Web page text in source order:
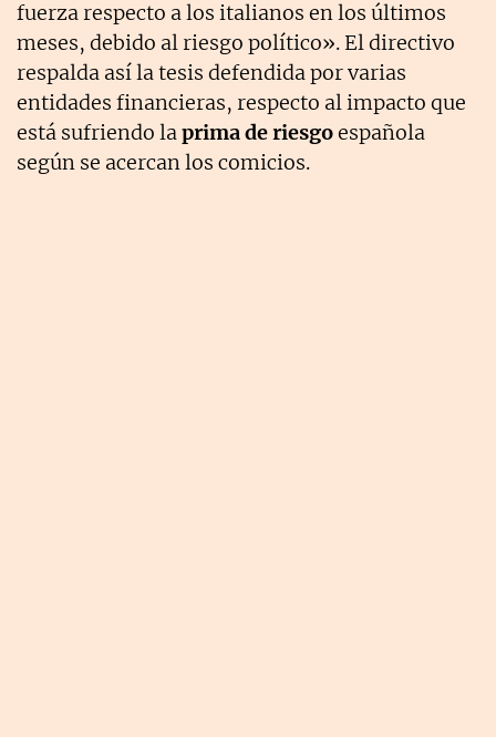
fuerza respecto a los italianos en los últimos
meses, debido al riesgo político». El directivo
respalda así la tesis defendida por varias
entidades financieras, respecto al impacto que
está sufriendo laprima de riesgoespañola
según se acercan los comicios.